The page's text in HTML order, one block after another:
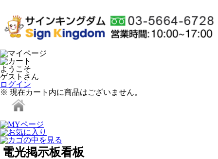
ようこそ
ゲストさん
ログイン
※ 現在カート内に商品はございません。
電光掲示板看板